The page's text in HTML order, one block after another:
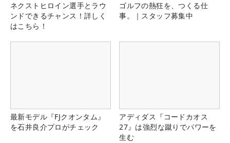
ネクストヒロイン選手とラウ
ンドできるチャンス！詳しく
はこちら！
ゴルフの熱狂を、つくる仕
事。｜スタッフ募集中
最新モデル『FJクオンタム』
を石井良介プロがチェック
アディダス『コードカオス
27』は強烈な蹴りでパワーを
生む